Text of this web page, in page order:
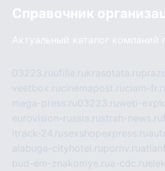
Справочник
Актуальный каталог компаний
03223.ruufille.rukrasotata.ru
veetbox.rucinemapost.ruciam-
mega-press.ru03223.ruweb-
eurovision-russia.rustrah-news.ru
itrack-24.rusexshopexpress.ru
alabuga-cityhotel.rupornv.ru
bud-em-znakomye.rua-cdc.ru